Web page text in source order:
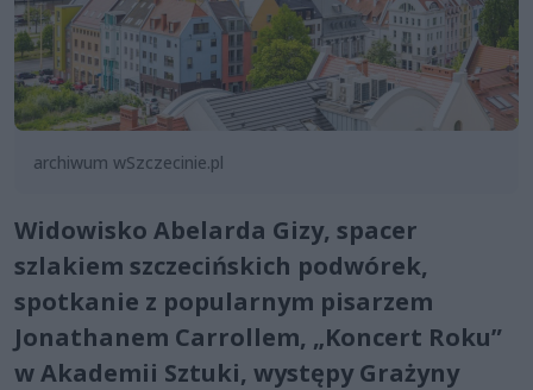
archiwum wSzczecinie.pl
Widowisko Abelarda Gizy, spacer
szlakiem szczecińskich podwórek,
spotkanie z popularnym pisarzem
Jonathanem Carrollem, „Koncert Roku”
w Akademii Sztuki, występy Grażyny